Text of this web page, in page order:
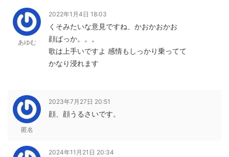
あゆむ
2022年1月4日 18:03
くそみたいな意見ですね、かおかおかお
顔ばっか。。。
歌は上手いですよ 感情もしっかり乗ってて
かなり浸れます
匿名
2023年7月27日 20:51
顔、顔うるさいです。
2024年11月21日 20:34